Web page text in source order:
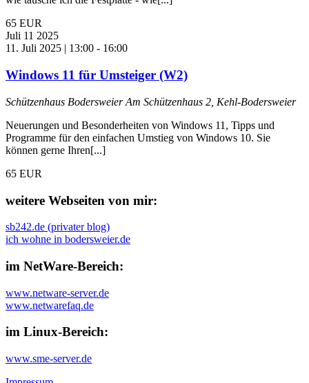
65 EUR
Juli 11 2025
11. Juli 2025 | 13:00 - 16:00
Windows 11 für Umsteiger (W2)
Schützenhaus BodersweierAm Schützenhaus 2, Kehl-Bodersweier
Neuerungen und Besonderheiten von Windows 11, Tipps und
Programme für den einfachen Umstieg von Windows 10. Sie
können gerne Ihren[...]
65 EUR
weitere Webseiten von mir:
sb242.de (privater blog)
ich wohne in bodersweier.de
im NetWare-Bereich:
www.netware-server.de
www.netwarefaq.de
im Linux-Bereich:
www.sme-server.de